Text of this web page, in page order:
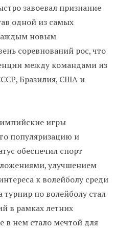
завоевал признание
одной из самых
новым
соревнований рос, что
между командами из
Бразилия, США и
игры
популяризацию и
обеспечил спорт
улучшением
к волейболу среди
по волейболу стал
в рамках летних
в нем стало мечтой для